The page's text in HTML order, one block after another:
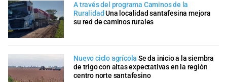
A través del programa Caminos de la
RuralidadUna localidad santafesina mejora
su red de caminos rurales
Nuevo ciclo agrícola Se da inicio a la siembra
de trigo con altas expectativas en la región
centro norte santafesino